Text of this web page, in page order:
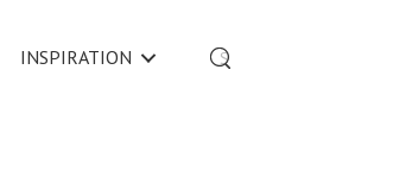
INSPIRATION